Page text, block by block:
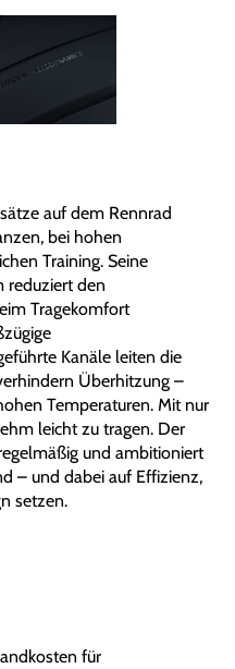
auf dem Rennrad
bei hohen
Training. Seine
reduziert den
Tragekomfort
Kanäle leiten die
Überhitzung –
Temperaturen. Mit nur
leicht zu tragen. Der
und ambitioniert
– und dabei auf Effizienz,
setzen.
für